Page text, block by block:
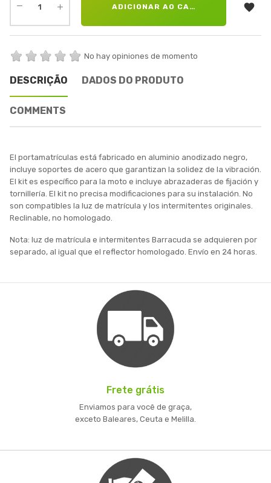
ADICIONAR AO CARRINHO 
No hay opiniones de momento
DESCRIÇÃO DADOS DO PRODUTO
COMMENTS
El portamatrículas está fabricado en aluminio anodizado negro,
incluye soportes de acero que garantizan la solidez de la vibración.
El kit es específico para la moto e incluye abrazaderas de fijación y
tornillería. El kit no precisa modificaciones para su instalación. No
son compatibles la luz de matrícula y los intermitentes originales.
Reclinable, no homologado.
Nota: luz de matrícula e intermitentes Barracuda se adquieren por
separado, al igual que el reflector homologado. Envío en 24 horas.
Frete grátis
Enviamos para você de graça,
exceto Baleares, Ceuta e Melilla.